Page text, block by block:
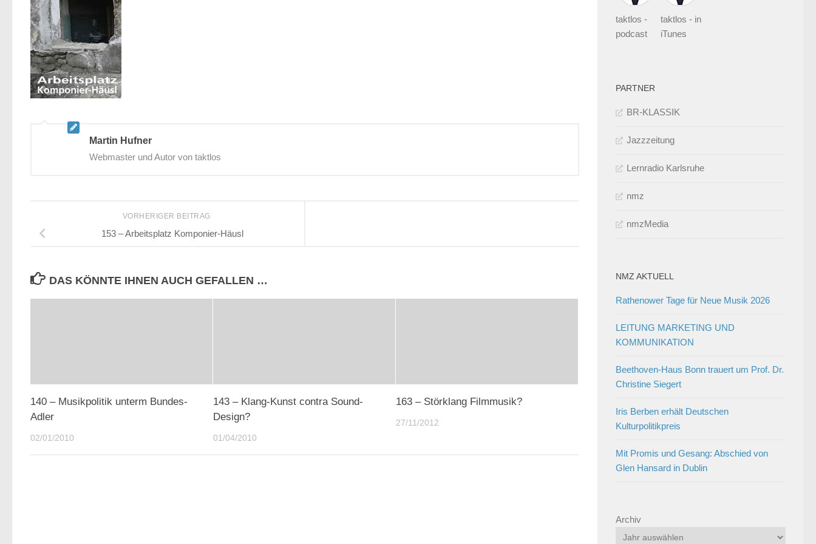
Martin Hufner
Webmaster und Autor von taktlos
VORHERIGER BEITRAG
153 – Arbeitsplatz Komponier-Häusl
DAS KÖNNTE IHNEN AUCH GEFALLEN …
140 – Musikpolitik unterm Bundes-
Adler
02/01/2010
143 – Klang-Kunst contra Sound-
Design?
01/04/2010
163 – Störklang Filmmusik?
27/11/2012
taktlos -
podcast
taktlos - in
iTunes
PARTNER
BR-KLASSIK
Jazzzeitung
Lernradio Karlsruhe
nmz
nmzMedia
NMZ AKTUELL
Rathenower Tage für Neue Musik 2026
LEITUNG MARKETING UND
KOMMUNIKATION
Beethoven-Haus Bonn trauert um Prof. Dr.
Christine Siegert
Iris Berben erhält Deutschen
Kulturpolitikpreis
Mit Promis und Gesang: Abschied von
Glen Hansard in Dublin
Archiv